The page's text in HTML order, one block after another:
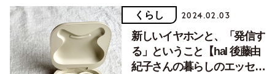
くらし 2024.02.03
新しいイヤホンと、「発信す
る」ということ【hal 後藤由
紀子さんの暮らしのエッセ